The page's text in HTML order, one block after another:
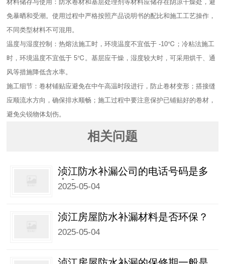
材料储存与使用：防水卷材和基层处理剂等材料应储存在阴凉干燥处，避
免暴晒和受潮。使用过程中严格按照产品说明书的配比和施工工艺操作，
不同类型材料不可混用。​
温度与湿度控制：热熔法施工时，环境温度不宜低于 -10℃；冷粘法施工
时，环境温度不宜低于 5℃。基层应干燥，湿度较大时，可采用烘干、通
风等措施降低含水率。​
施工细节：卷材铺贴应避免在中午高温时段进行，防止卷材变形；搭接缝
应顺流水方向，确保排水顺畅；施工过程中要注意保护已铺贴好的卷材，
避免尖锐物体划伤。​
相关问题
浈江防水补漏公司的电话号码是多
少？
2025-05-04
浈江房屋防水补漏材料是否环保？
2025-05-04